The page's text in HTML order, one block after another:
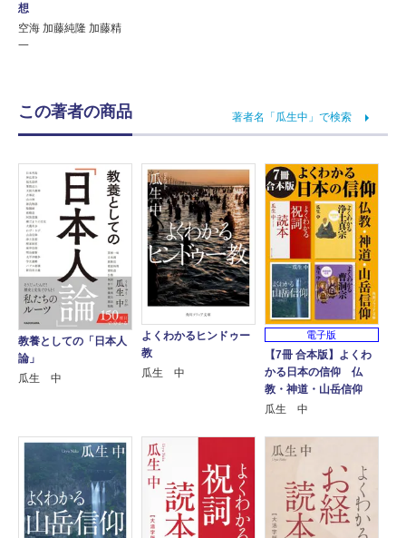
想
空海 加藤純隆 加藤精
一
この著者の商品 著者名「瓜生中」で検索
教養としての「日本人
論」
瓜生 中
よくわかるヒンドゥー
教
瓜生 中
電子版
【7冊 合本版】よくわ
かる日本の信仰 仏
教・神道・山岳信仰
瓜生 中